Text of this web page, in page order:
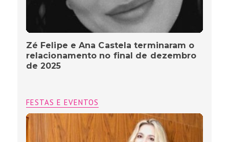
Zé Felipe e Ana Castela terminaram o
relacionamento no final de dezembro
de 2025
FESTAS E EVENTOS